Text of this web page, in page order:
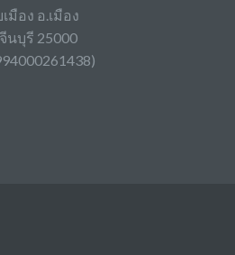
มือง อ.เมือง
นบุรี 25000